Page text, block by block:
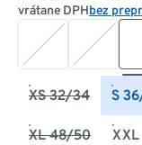
vrátane DPHbez
XS 32/34 S
XL 48/50